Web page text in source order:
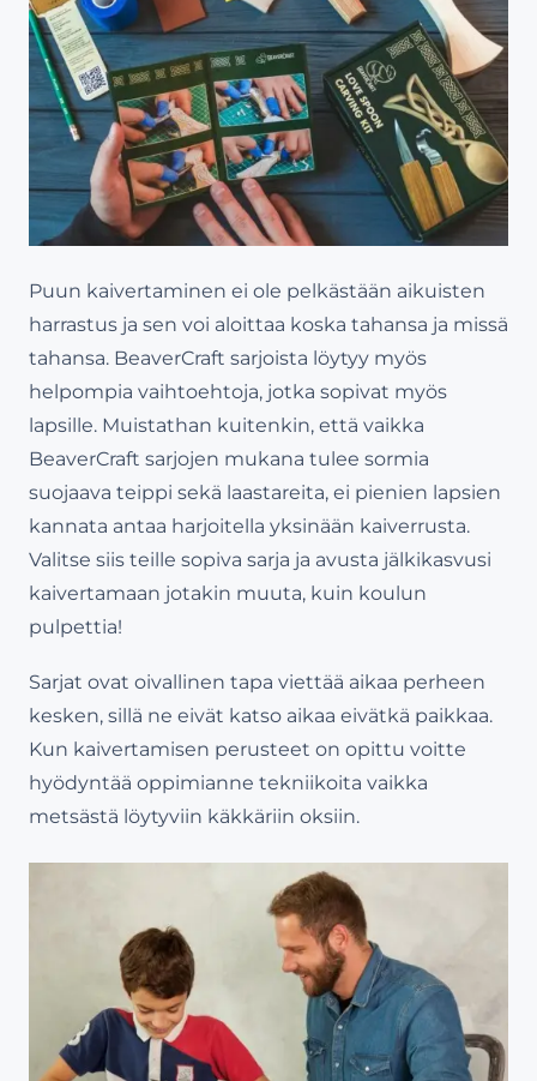
Puun kaivertaminen ei ole pelkästään aikuisten
harrastus ja sen voi aloittaa koska tahansa ja missä
tahansa. BeaverCraft sarjoista löytyy myös
helpompia vaihtoehtoja, jotka sopivat myös
lapsille. Muistathan kuitenkin, että vaikka
BeaverCraft sarjojen mukana tulee sormia
suojaava teippi sekä laastareita, ei pienien lapsien
kannata antaa harjoitella yksinään kaiverrusta.
Valitse siis teille sopiva sarja ja avusta jälkikasvusi
kaivertamaan jotakin muuta, kuin koulun
pulpettia!
Sarjat ovat oivallinen tapa viettää aikaa perheen
kesken, sillä ne eivät katso aikaa eivätkä paikkaa.
Kun kaivertamisen perusteet on opittu voitte
hyödyntää oppimianne tekniikoita vaikka
metsästä löytyviin käkkäriin oksiin.